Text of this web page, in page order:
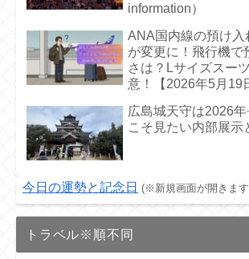
information）
ANA国内線の預け入
が変更に！飛行機で
さは？Lサイズスー
意！【2026年5月19
広島城天守は2026
こそ見たい内部展示
今日の運勢と記念日 (※新規画面が開きま
トラベル※順不同